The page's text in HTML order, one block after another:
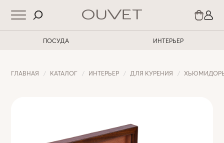
ПОСУДА ИНТЕРЬЕР
ГЛАВНАЯ КАТАЛОГ ИНТЕРЬЕР ДЛЯ КУРЕНИЯ